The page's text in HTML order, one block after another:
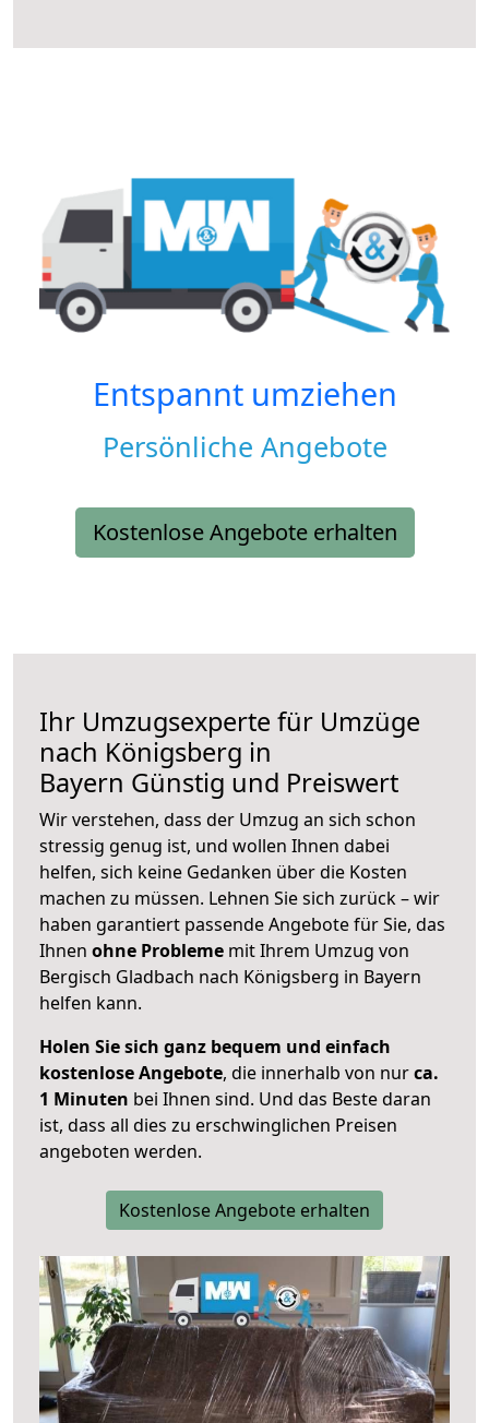
Entspannt umziehen
Persönliche Angebote
Kostenlose Angebote erhalten
Ihr Umzugsexperte für Umzüge
nach Königsberg in
Bayern Günstig und Preiswert
Wir verstehen, dass der Umzug an sich schon
stressig genug ist, und wollen Ihnen dabei
helfen, sich keine Gedanken über die Kosten
machen zu müssen. Lehnen Sie sich zurück – wir
haben garantiert passende Angebote für Sie, das
Ihnen ohne Probleme mit Ihrem Umzug von
Bergisch Gladbach nach Königsberg in Bayern
helfen kann.
Holen Sie sich ganz bequem und einfach
kostenlose Angebote, die innerhalb von nurca.
1 Minuten bei Ihnen sind. Und das Beste daran
ist, dass all dies zu erschwinglichen Preisen
angeboten werden.
Kostenlose Angebote erhalten